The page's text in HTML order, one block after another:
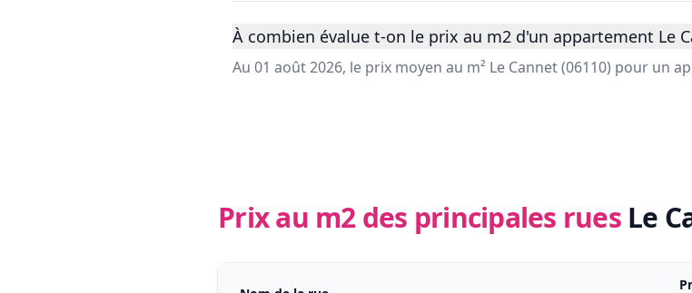
À combien évalue t-on le prix au m2 d'un appartement Le
Au 01 août 2026, le prix moyen au m² Le Cannet (06110) pour un
Prix au m2 des principales rues Le